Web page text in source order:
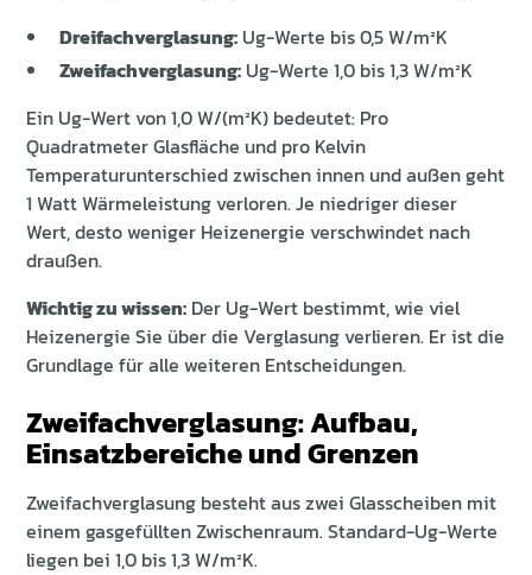
Dreifachverglasung: Ug-Werte bis 0,5 W/m²K
Zweifachverglasung: Ug-Werte 1,0 bis 1,3 W/m²K
Ein Ug-Wert von 1,0 W/(m²K) bedeutet: Pro
Quadratmeter Glasfläche und pro Kelvin
Temperaturunterschied zwischen innen und außen geht
1 Watt Wärmeleistung verloren. Je niedriger dieser
Wert, desto weniger Heizenergie verschwindet nach
draußen.
Wichtig zu wissen: Der Ug-Wert bestimmt, wie viel
Heizenergie Sie über die Verglasung verlieren. Er ist die
Grundlage für alle weiteren Entscheidungen.
Zweifachverglasung: Aufbau,
Einsatzbereiche und Grenzen
Zweifachverglasung besteht aus zwei Glasscheiben mit
einem gasgefüllten Zwischenraum. Standard-Ug-Werte
liegen bei 1,0 bis 1,3 W/m²K.